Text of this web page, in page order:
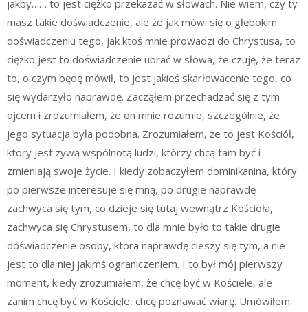
jakby…… to jest ciężko przekazać w słowach. Nie wiem, czy ty
masz takie doświadczenie, ale że jak mówi się o głębokim
doświadczeniu tego, jak ktoś mnie prowadzi do Chrystusa, to
ciężko jest to doświadczenie ubrać w słowa, że czuję, że teraz
to, o czym będę mówił, to jest jakieś skarłowacenie tego, co
się wydarzyło naprawdę. Zacząłem przechadzać się z tym
ojcem i zrozumiałem, że on mnie rozumie, szczególnie, że
jego sytuacja była podobna. Zrozumiałem, że to jest Kościół,
który jest żywą wspólnotą ludzi, którzy chcą tam być i
zmieniają swoje życie. I kiedy zobaczyłem dominikanina, który
po pierwsze interesuje się mną, po drugie naprawdę
zachwyca się tym, co dzieje się tutaj wewnątrz Kościoła,
zachwyca się Chrystusem, to dla mnie było to takie drugie
doświadczenie osoby, która naprawdę cieszy się tym, a nie
jest to dla niej jakimś ograniczeniem. I to był mój pierwszy
moment, kiedy zrozumiałem, że chcę być w Kościele, ale
zanim chcę być w Kościele, chcę poznawać wiarę. Umówiłem